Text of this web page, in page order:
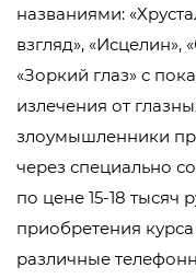
названиями:
взгляд», «Исцелин»,
«Зоркий глаз» с
излечения от
злоумышленники
через специально
по цене 15-18 тысяч
приобретения
различные